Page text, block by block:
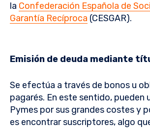
la Confederación Española de
Garantía Recíproca (CESGAR).
Emisión de deuda mediante
Se efectúa a través de bonos u
pagarés. En este sentido, pueden
Pymes por sus grandes costes y
es encontrar suscriptores, algo